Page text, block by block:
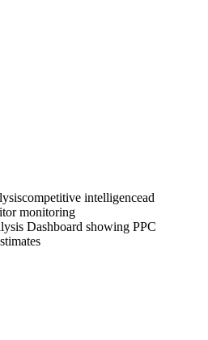
competitive intelligencead
monitoring